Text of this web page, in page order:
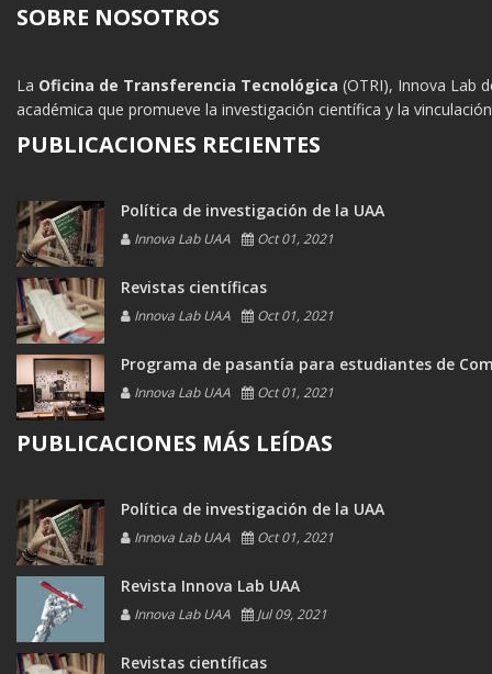
SOBRE NOSOTROS
La Oficina de Transferencia Tecnológica (OTRI), Innova Lab
académica que promueve la investigación científica y la
PUBLICACIONES RECIENTES
Política de investigación de la UAA
Innova Lab UAA Oct 01, 2021
Revistas científicas
Innova Lab UAA Oct 01, 2021
Programa de pasantía para estudiantes de
Innova Lab UAA Oct 01, 2021
PUBLICACIONES MÁS LEÍDAS
Política de investigación de la UAA
Innova Lab UAA Oct 01, 2021
Revista Innova Lab UAA
Innova Lab UAA Jul 09, 2021
Revistas científicas